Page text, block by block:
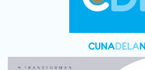
Central venció 1 a 0 al River de
Pullaro mejora sus relaciones con